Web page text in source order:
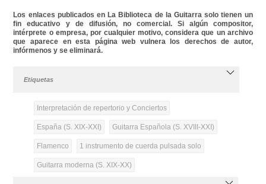
Los enlaces publicados en La Biblioteca de la Guitarra solo tienen un
fin educativo y de difusión, no comercial. Si algún compositor,
intérprete o empresa, por cualquier motivo, considera que un archivo
que aparece en esta página web vulnera los derechos de autor,
infórmenos y se eliminará.
Etiquetas
Interpretación de repertorio y Conciertos
España (S. XIX-XXI) Guitarra Española (S. XVIII-XXI)
Flamenco 1 instrumento de cuerda pulsada solo
Guitarra moderna (S. XIX-XX)